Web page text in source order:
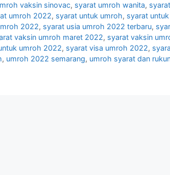
vaksin sinovac, syarat umroh wanita,
umroh 2022, syarat untuk umroh, syarat
2022, syarat usia umroh 2022 terbaru,
vaksin umroh maret 2022, syarat vaksin
umroh 2022, syarat visa umroh 2022,
, umroh 2022 semarang, umroh syarat dan